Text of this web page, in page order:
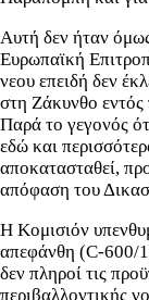
Αυτή δεν ήταν
Ευρωπαϊκή
νεου επειδή δεν
στη Ζάκυνθο
Παρά το γεγονός
εδώ και
αποκατασταθεί,
απόφαση του
Η Κομισιόν
απεφάνθη (C-600/
δεν πληροί τις
περιβαλλοντικής